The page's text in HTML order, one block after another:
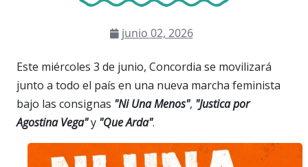
junio 02, 2026
Este miércoles 3 de junio, Concordia se movilizará
junto a todo el país en una nueva marcha feminista
bajo las consignas "Ni Una Menos", "Justica por
Agostina Vega"y "Que Arda".